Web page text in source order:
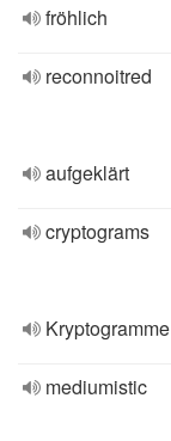
fröhlich
reconnoitred
aufgeklärt
cryptograms
Kryptogramme
mediumistic